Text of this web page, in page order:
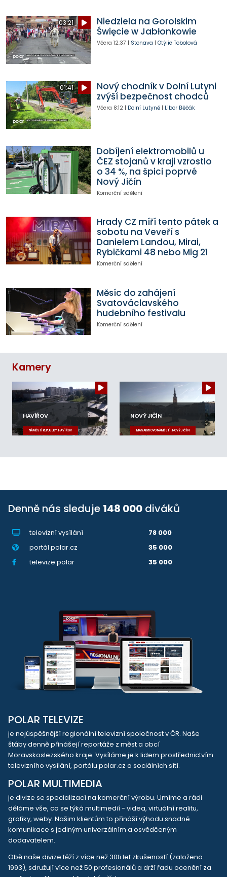
03:21
Niedziela na Gorolskim
Święcie w Jabłonkowie
Včera 12:37 | Stonava | Otýlie Tobolová
01:41
Nový chodník v Dolní Lutyni
zvýší bezpečnost chodců
Včera 8:12| Dolní Lutyně| Libor Běčák
Dobíjení elektromobilů u
ČEZ stojanů v kraji vzrostlo
o 34 %, na špici poprvé
Nový Jičín
Komerční sdělení
Hrady CZ míří tento pátek a
sobotu na Veveří s
Danielem Landou, Mirai,
Rybičkami 48 nebo Mig 21
Komerční sdělení
Měsíc do zahájení
Svatováclavského
hudebního festivalu
Komerční sdělení
Kamery
HAVÍŘOV
NÁMĚSTÍ REPUBLIKY, HAVÍŘOV
NOVÝ JIČÍN
MASARYKOVO NÁMĚSTÍ, NOVÝ JIČÍN
Denně nás sleduje 148 000 diváků
televizní vysílání
78 000
portál polar.cz
35 000
televize.polar
35 000
POLAR TELEVIZE
je nejúspěšnější regionální televizní společnost v ČR. Naše
štáby denně přinášejí reportáže z měst a obcí
Moravskoslezského kraje. Vysíláme je k lidem prostřednictvím
televizního vysílání, portálu polar.cz a sociálních sítí.
POLAR MULTIMEDIA
je divize se specializací na komerční výrobu. Umíme a rádi
děláme vše, co se týká multimedií - videa, virtuální realitu,
grafiky, weby. Našim klientům to přináší výhodu snadné
komunikace s jediným univerzálním a osvědčeným
dodavatelem.
Obě naše divize těží z více než 30ti let zkušeností (založeno
1993), sdružují více než 50 profesionálů a drží řadu ocenění za